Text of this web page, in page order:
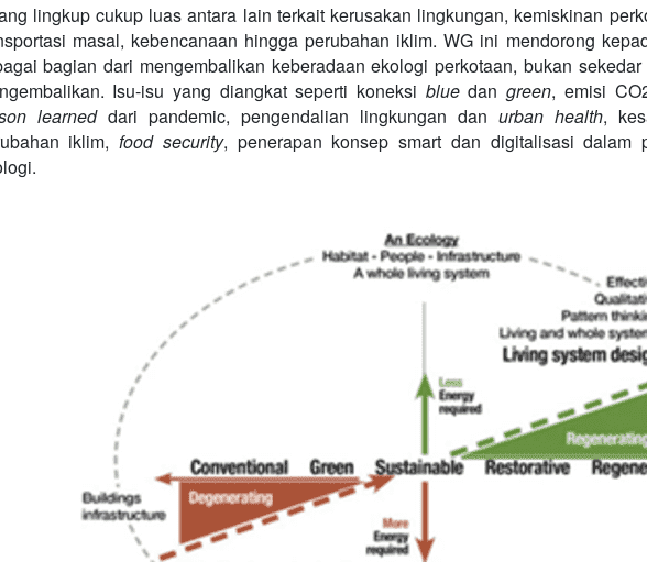
lingkup cukup luas antara lain terkait kerusakan lingkungan, kemiskinan
masal, kebencanaan hingga perubahan iklim. WG ini mendorong
bagian dari mengembalikan keberadaan ekologi perkotaan, bukan
Isu-isu yang diangkat seperti koneksi bluedangreen, emisi
learneddari pandemic, pengendalian lingkungan dan urban health,
iklim, food security, penerapan konsep smart dan digitalisasi dalam